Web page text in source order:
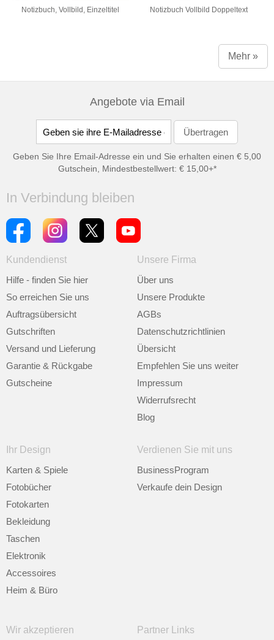
Notizbuch, Vollbild, Einzeltitel Notizbuch Vollbild Doppeltext
Mehr »
Angebote via Email
Geben Sie Ihre Email-Adresse ein und Sie erhalten einen € 5,00
Gutschein, Mindestbestellwert: € 15,00+*
In Verbindung bleiben
Kundendienst
Hilfe - finden Sie hier
So erreichen Sie uns
Auftragsübersicht
Gutschriften
Versand und Lieferung
Garantie & Rückgabe
Gutscheine
Unsere Firma
Über uns
Unsere Produkte
AGBs
Datenschutzrichtlinien
Übersicht
Empfehlen Sie uns weiter
Impressum
Widerrufsrecht
Blog
Ihr Design
Karten & Spiele
Fotobücher
Fotokarten
Bekleidung
Taschen
Elektronik
Accessoires
Heim & Büro
Verdienen Sie mit uns
BusinessProgram
Verkaufe dein Design
Wir akzeptieren Partner Links